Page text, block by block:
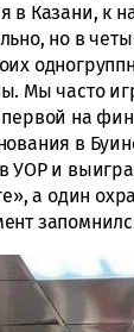
в Казани, к
но в
Мы часто
на
в
УОР и
а один